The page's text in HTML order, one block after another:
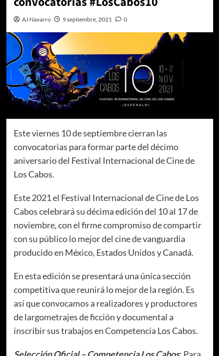
AJ Navarro 9 septiembre, 2021 0
Este viernes 10 de septiembre cierran las
convocatorias para formar parte del décimo
aniversario del Festival Internacional de Cine de
Los Cabos.
Este 2021 el Festival Internacional de Cine de Los
Cabos celebrará su décima edición del 10 al 17 de
noviembre, con el firme compromiso de compartir
con su público lo mejor del cine de vanguardia
producido en México, Estados Unidos y Canadá.
En esta edición se presentará una única sección
competitiva que reunirá lo mejor de la región. Es
así que convocamos a realizadores y productores
de largometrajes de ficción y documental a
inscribir sus trabajos en Competencia Los Cabos.